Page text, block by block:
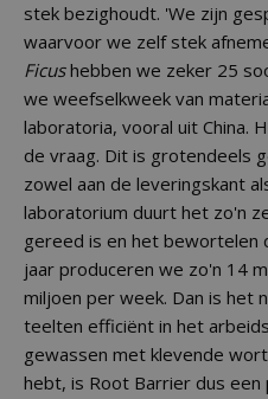
stek bezighoudt. 'We zijn
waarvoor we zelf stek
Ficushebben we zeker 25
we weefselkweek van
laboratoria, vooral uit China.
de vraag. Dit is grotendeels
zowel aan de leveringskant
laboratorium duurt het zo'n
gereed is en het bewortelen
jaar produceren we zo'n 14
miljoen per week. Dan is het
teelten efficiënt in het
gewassen met klevende
hebt, is Root Barrier dus een